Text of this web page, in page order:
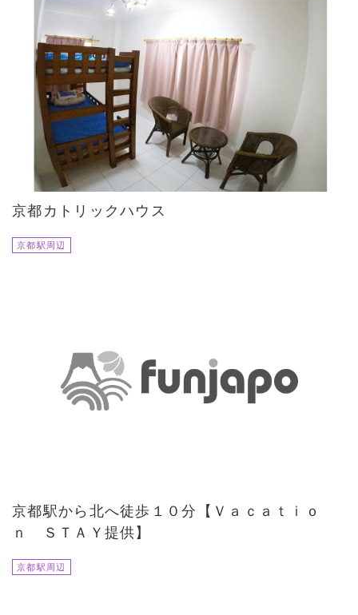
京都カトリックハウス
京都駅周辺
京都駅から北へ徒歩１０分【Ｖａｃａｔｉｏ
ｎ ＳＴＡＹ提供】
京都駅周辺